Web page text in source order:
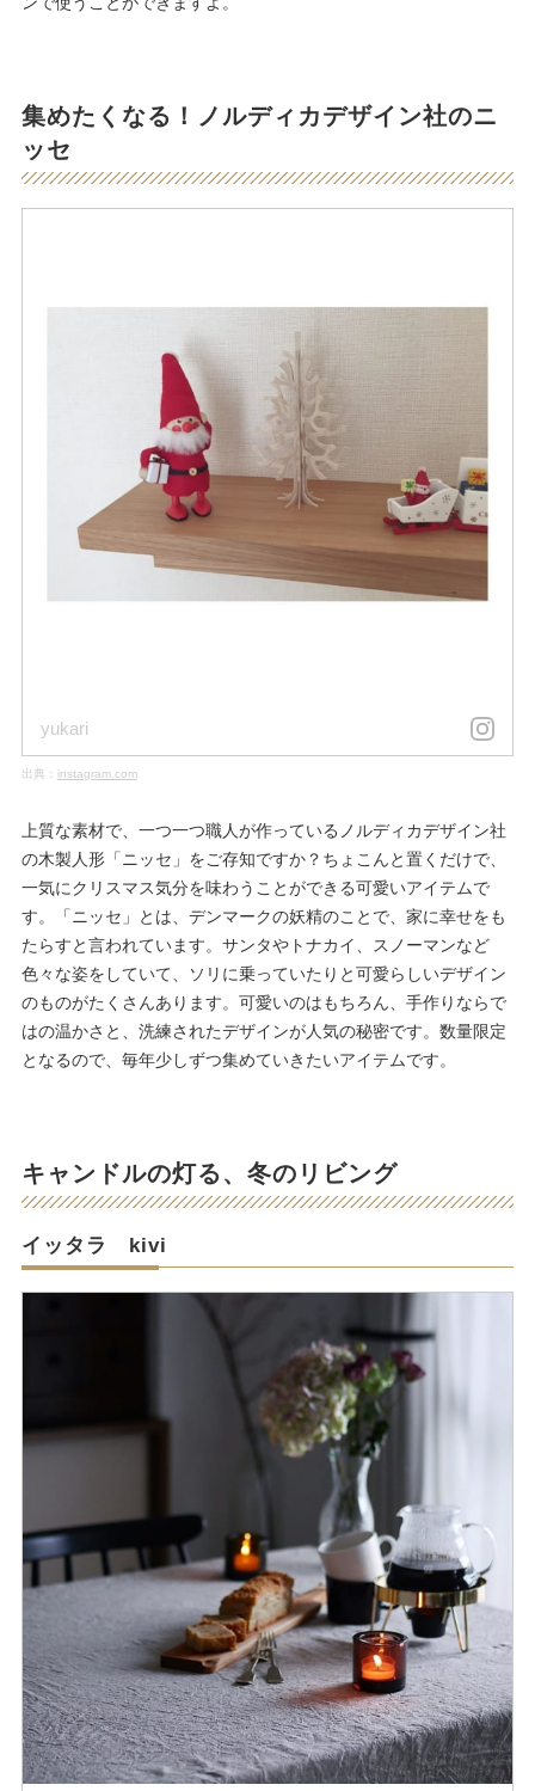
集めたくなる！ノルディカデザイン社のニ
ッセ
yukari
出典： instagram.com
上質な素材で、一つ一つ職人が作っているノルディカデザイン社
の木製人形「ニッセ」をご存知ですか？ちょこんと置くだけで、
一気にクリスマス気分を味わうことができる可愛いアイテムで
す。「ニッセ」とは、デンマークの妖精のことで、家に幸せをも
たらすと言われています。サンタやトナカイ、スノーマンなど
色々な姿をしていて、ソリに乗っていたりと可愛らしいデザイン
のものがたくさんあります。可愛いのはもちろん、手作りならで
はの温かさと、洗練されたデザインが人気の秘密です。数量限定
となるので、毎年少しずつ集めていきたいアイテムです。
キャンドルの灯る、冬のリビング
イッタラ kivi